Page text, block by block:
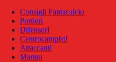
Consigli Fantacalcio
Portieri
Difensori
Centrocampisti
Attaccanti
Mantra